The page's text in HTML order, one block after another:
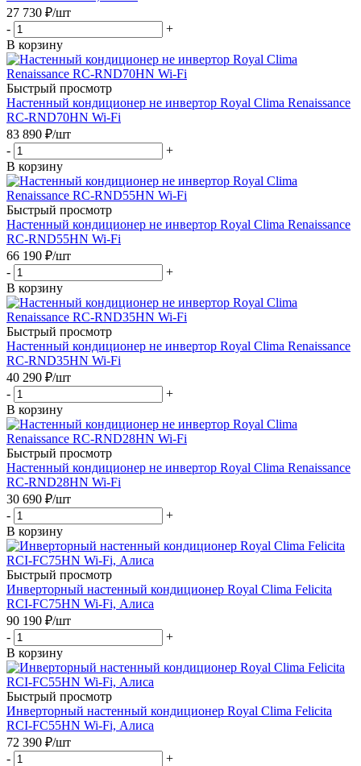
27 730 ₽/шт
-
+
В корзину
Быстрый просмотр
Настенный кондиционер не инвертор Royal Clima Renaissance
RC-RND70HN Wi-Fi
83 890 ₽/шт
-
+
В корзину
Быстрый просмотр
Настенный кондиционер не инвертор Royal Clima Renaissance
RC-RND55HN Wi-Fi
66 190 ₽/шт
-
+
В корзину
Быстрый просмотр
Настенный кондиционер не инвертор Royal Clima Renaissance
RC-RND35HN Wi-Fi
40 290 ₽/шт
-
+
В корзину
Быстрый просмотр
Настенный кондиционер не инвертор Royal Clima Renaissance
RC-RND28HN Wi-Fi
30 690 ₽/шт
-
+
В корзину
Быстрый просмотр
Инверторный настенный кондиционер Royal Clima Felicita
RCI-FC75HN Wi-Fi, Алиса
90 190 ₽/шт
-
+
В корзину
Быстрый просмотр
Инверторный настенный кондиционер Royal Clima Felicita
RCI-FC55HN Wi-Fi, Алиса
72 390 ₽/шт
-
+